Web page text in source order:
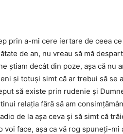
prin a-mi cere iertare de ceea
de an, nu vreau să mă
știam decât din poze, așa că nu
și totuși simt că ar trebui să se
să existe prin rudenie și
relația fără să am
de la așa ceva și să simt că
voi face, așa ca vă rog spuneți-